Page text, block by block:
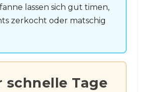
lassen sich gut timen,
zerkocht oder matschig
schnelle Tage